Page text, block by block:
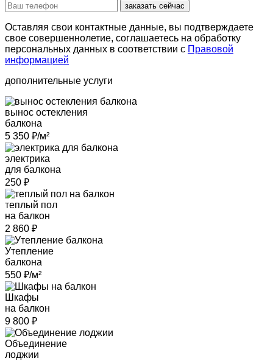
заказать сейчас
Оставляя свои контактные данные, вы подтверждаете
свое совершеннолетие, соглашаетесь на обработку
персональных данных в соответствии с Правовой
информацией
дополнительные услуги
вынос остекления
балкона
5 350 ₽/м²
электрика
для балкона
250 ₽
теплый пол
на балкон
2 860 ₽
Утепление
балкона
550 ₽/м²
Шкафы
на балкон
9 800 ₽
Объединение
лоджии